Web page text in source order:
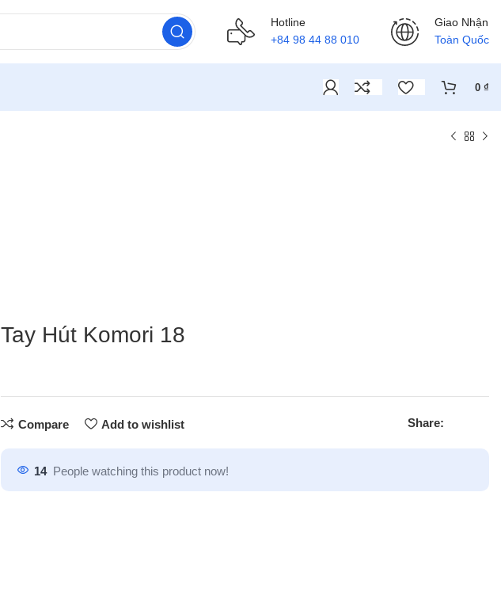
Hotline
+84 98 44 88 010
Giao Nhận
Toàn Quốc
0 ₫
Tay Hút Komori 18
Compare Add to wishlist Share:
14 People watching this product now!